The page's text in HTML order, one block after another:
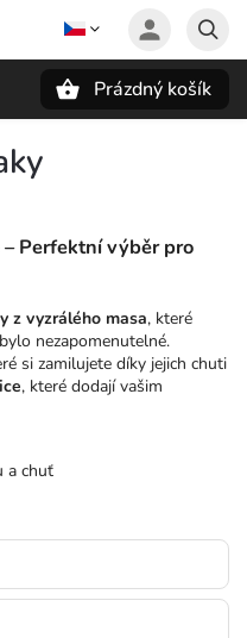
Prázdný košík
Perfektní výběr pro
z vyzrálého masa, které
nezapomenutelné.
si zamilujete díky jejich chuti
, které dodají vašim
a chuť